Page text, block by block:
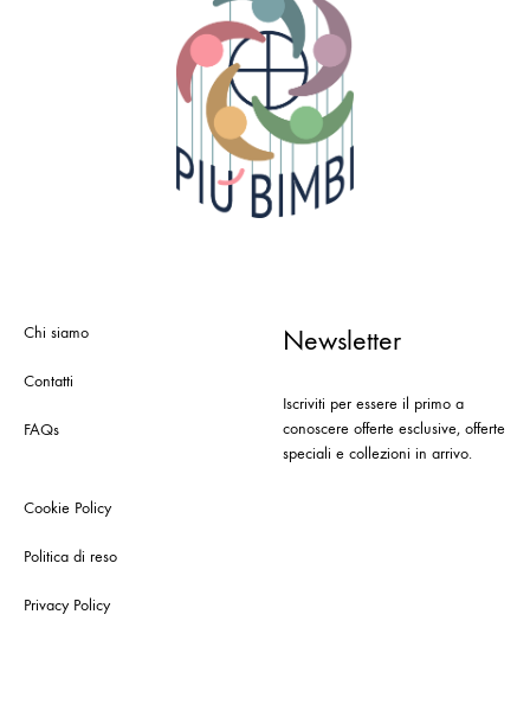
Chi siamo
Contatti
FAQs
Cookie Policy
Politica di reso
Privacy Policy
Newsletter
Iscriviti per essere il primo a
conoscere offerte esclusive, offerte
speciali e collezioni in arrivo.